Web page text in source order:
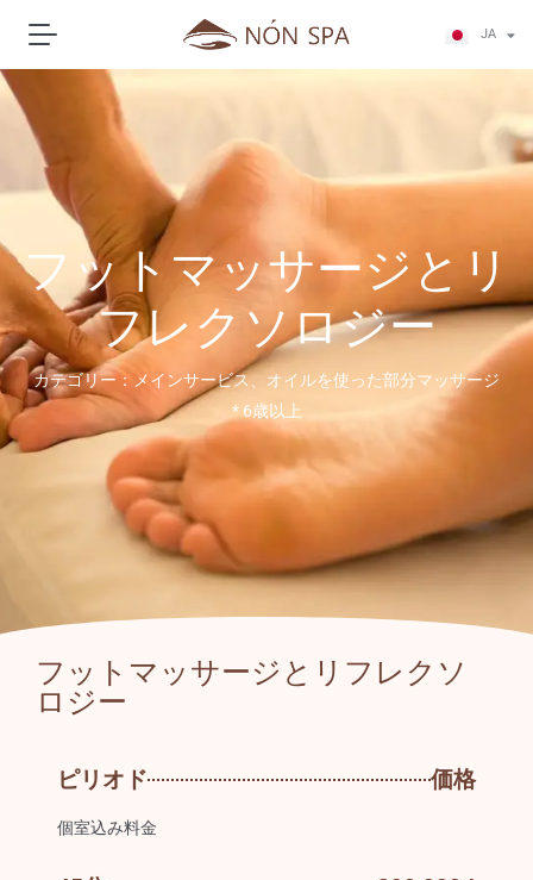
JA
KO
フットマッサージとリ
フレクソロジー
カテゴリー：メインサービス、オイルを使った部分マッサージ
* 6歳以上
フットマッサージとリフレクソ
ロジー
ピリオド 価格
個室込み料金